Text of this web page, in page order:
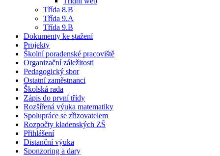
Třída 8.B
Třída 9.A
Třída 9.B
Dokumenty ke stažení
Projekty
Školní poradenské pracoviště
Organizační záležitosti
Pedagogický sbor
Ostatní zaměstnanci
Školská rada
Zápis do první třídy
Rozšířená výuka matematiky
Spolupráce se zřizovatelem
Rozpočty kladenských ZŠ
Přihlášení
Distanční výuka
Sponzoring a dary